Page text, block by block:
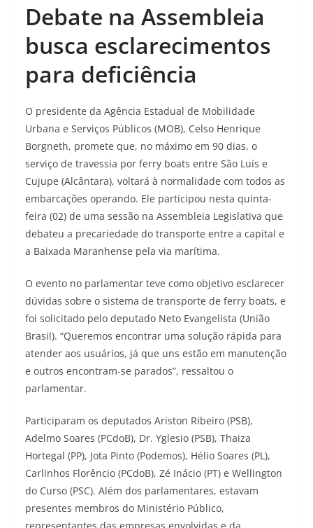
Debate na Assembleia
busca esclarecimentos
para deficiência
O presidente da Agência Estadual de Mobilidade
Urbana e Serviços Públicos (MOB), Celso Henrique
Borgneth, promete que, no máximo em 90 dias, o
serviço de travessia por ferry boats entre São Luís e
Cujupe (Alcântara), voltará à normalidade com todos as
embarcações operando. Ele participou nesta quinta-
feira (02) de uma sessão na Assembleia Legislativa que
debateu a precariedade do transporte entre a capital e
a Baixada Maranhense pela via marítima.
O evento no parlamentar teve como objetivo esclarecer
dúvidas sobre o sistema de transporte de ferry boats, e
foi solicitado pelo deputado Neto Evangelista (União
Brasil). “Queremos encontrar uma solução rápida para
atender aos usuários, já que uns estão em manutenção
e outros encontram-se parados”, ressaltou o
parlamentar.
Participaram os deputados Ariston Ribeiro (PSB),
Adelmo Soares (PCdoB), Dr. Yglesio (PSB), Thaiza
Hortegal (PP), Jota Pinto (Podemos), Hélio Soares (PL),
Carlinhos Florêncio (PCdoB), Zé Inácio (PT) e Wellington
do Curso (PSC). Além dos parlamentares, estavam
presentes membros do Ministério Público,